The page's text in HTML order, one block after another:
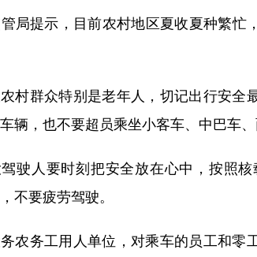
提示，目前农村地区夏收夏种繁忙
众特别是老年人，切记出行安全最
辆，也不要超员乘坐小客车、中巴车、
要时刻把安全放在心中，按照核
不要疲劳驾驶。
工用人单位，对乘车的员工和零工